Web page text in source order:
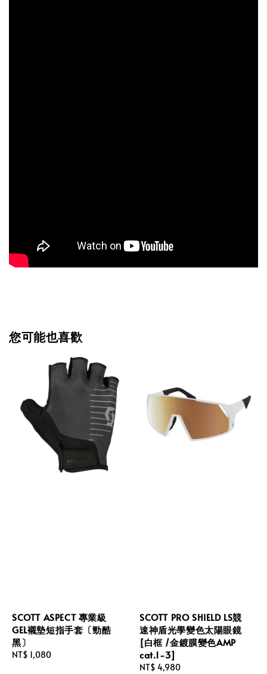
您可能也喜歡
SCOTT ASPECT 專業級
GEL襯墊短指手套〔勁酷
黑〕
Regular
NT$ 1,080
SCOTT PRO SHIELD LS競
速神盾光學變色太陽眼鏡
[白框 /金鍍膜變色AMP
cat.1-3]
Regular
NT$ 4,980